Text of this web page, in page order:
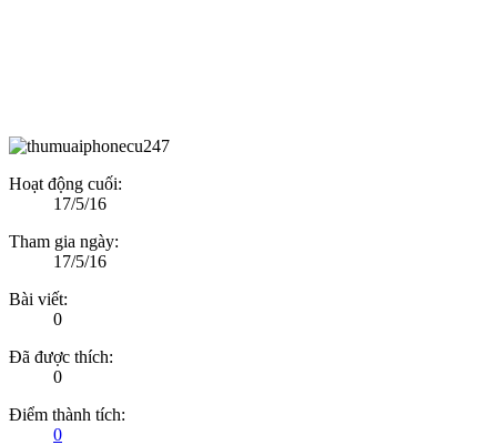
Hoạt động cuối:
17/5/16
Tham gia ngày:
17/5/16
Bài viết:
0
Đã được thích:
0
Điểm thành tích:
0